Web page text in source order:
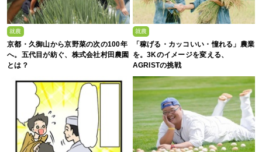
就農
京都・久御山から京野菜の次の100年
へ。五代目が紡ぐ、株式会社村田農園
とは？
就農
「稼げる・カッコいい・憧れる」農業
を。3Kのイメージを変える、
AGRISTの挑戦